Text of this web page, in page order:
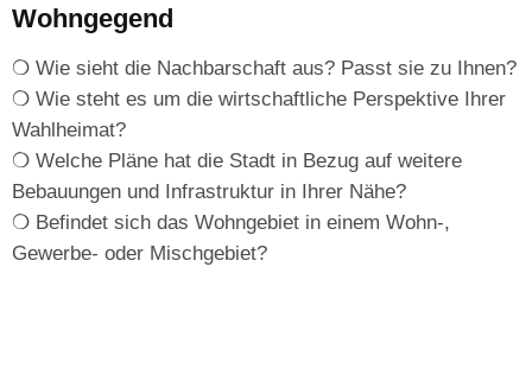
Wohngegend
❍ Wie sieht die Nachbarschaft aus? Passt sie zu Ihnen?
❍ Wie steht es um die wirtschaftliche Perspektive Ihrer
Wahlheimat?
❍ Welche Pläne hat die Stadt in Bezug auf weitere
Bebauungen und Infrastruktur in Ihrer Nähe?
❍ Befindet sich das Wohngebiet in einem Wohn-,
Gewerbe- oder Mischgebiet?